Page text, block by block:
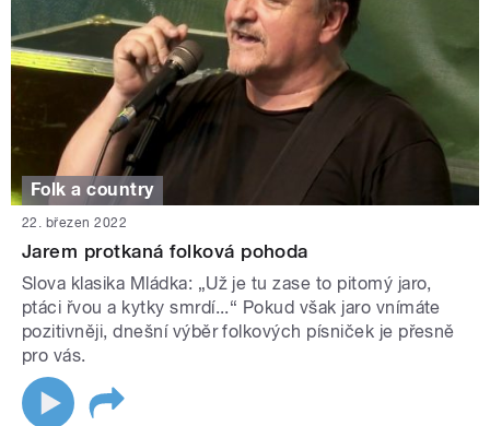
Folk a country
22. březen 2022
Jarem protkaná folková pohoda
Slova klasika Mládka: „Už je tu zase to pitomý jaro,
ptáci řvou a kytky smrdí...“ Pokud však jaro vnímáte
pozitivněji, dnešní výběr folkových písniček je přesně
pro vás.